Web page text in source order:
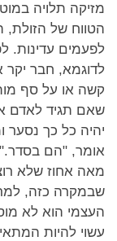
מזיקה תלויה
הטווח של הזולת,
לפעמים עדינות.
לדוגמא, חבר יקר
קשה או על סף
שאם תגיד לאדם
יהיה כל כך
אומר, "הם
מאה אחוז שלא
שבמקרה כזה,
העצמי הוא לא
עשוי להיות